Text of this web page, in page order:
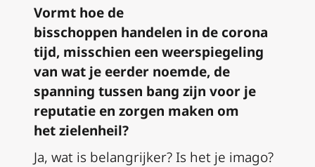
Vormt hoe de
bisschoppen handelen in de corona
tijd, misschien een weerspiegeling
van wat je eerder noemde, de
spanning tussen bang zijn voor je
reputatie en zorgen maken om
hetzielenheil?
Ja, wat is belangrijker? Is het je imago?